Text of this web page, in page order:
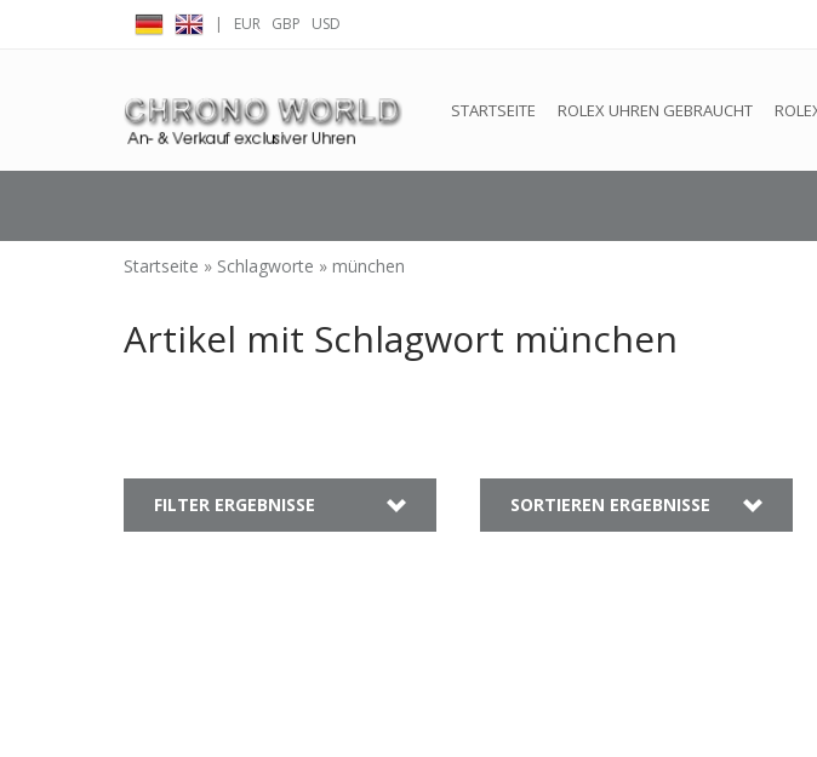
| EUR GBP USD
STARTSEITE ROLEX UHREN GEBRAUCHT
Startseite » Schlagworte » münchen
Artikel mit Schlagwort münchen
FILTER ERGEBNISSE SORTIEREN ERGEBNISSE
← Zurück zum Backoffice Dieser Shop befindet sich im Aufbau.